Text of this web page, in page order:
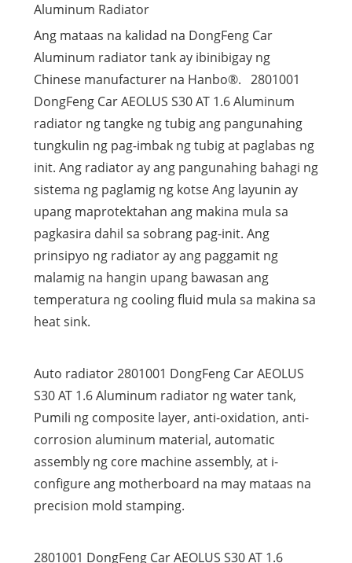
Aluminum Radiator
Ang mataas na kalidad na DongFeng Car
Aluminum radiator tank ay ibinibigay ng
Chinese manufacturer na Hanbo®. 2801001
DongFeng Car AEOLUS S30 AT 1.6 Aluminum
radiator ng tangke ng tubig ang pangunahing
tungkulin ng pag-imbak ng tubig at paglabas ng
init. Ang radiator ay ang pangunahing bahagi ng
sistema ng paglamig ng kotse Ang layunin ay
upang maprotektahan ang makina mula sa
pagkasira dahil sa sobrang pag-init. Ang
prinsipyo ng radiator ay ang paggamit ng
malamig na hangin upang bawasan ang
temperatura ng cooling fluid mula sa makina sa
heat sink.
Auto radiator 2801001 DongFeng Car AEOLUS
S30 AT 1.6 Aluminum radiator ng water tank,
Pumili ng composite layer, anti-oxidation, anti-
corrosion aluminum material, automatic
assembly ng core machine assembly, at i-
configure ang motherboard na may mataas na
precision mold stamping.
2801001 DongFeng Car AEOLUS S30 AT 1.6